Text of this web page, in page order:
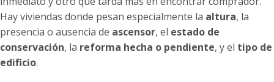
Hay viviendas donde pesan especialmente la altura, la
presencia o ausencia de ascensor, el estado de
conservación, la reforma hecha o pendiente, y el tipo de
edificio.